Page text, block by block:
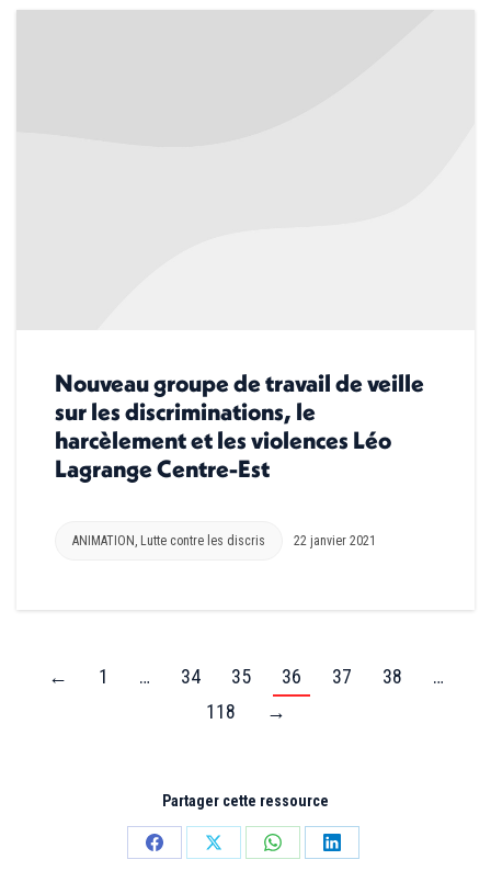
Nouveau groupe de travail de veille
sur les discriminations, le
harcèlement et les violences Léo
Lagrange Centre-Est
ANIMATION , Lutte contre les discris 22 janvier 2021
← 1 … 34 35 36 37 38
…
118
→
Partager cette ressource
PartagerPartagerPartagerPartager